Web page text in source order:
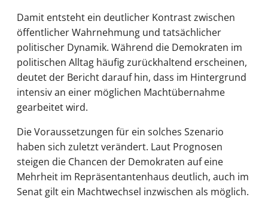
Damit entsteht ein deutlicher Kontrast zwischen
öffentlicher Wahrnehmung und tatsächlicher
politischer Dynamik. Während die Demokraten im
politischen Alltag häufig zurückhaltend erscheinen,
deutet der Bericht darauf hin, dass im Hintergrund
intensiv an einer möglichen Machtübernahme
gearbeitet wird.
Die Voraussetzungen für ein solches Szenario
haben sich zuletzt verändert. Laut Prognosen
steigen die Chancen der Demokraten auf eine
Mehrheit im Repräsentantenhaus deutlich, auch im
Senat gilt ein Machtwechsel inzwischen als möglich.